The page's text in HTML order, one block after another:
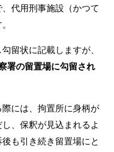
代用刑事施設（かつて
留状に記載しますが、
署の留置場に勾留され
には、拘置所に身柄が
、保釈が見込まれるよ
も引き続き留置場にと